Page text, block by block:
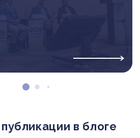
в блоге